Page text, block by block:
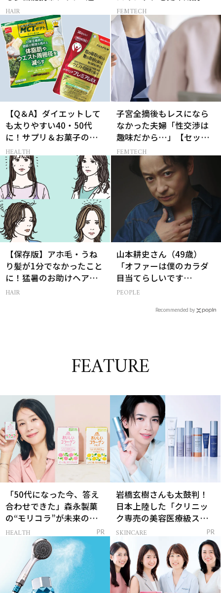
HAIR
が本気でお試し！
FEMTECH
【Q＆A】ダイエットして
も太りやすい40・50代
に！サプリ＆お菓子の選
び方
HEALTH
子宮全摘後もレスになら
なかった夫婦「性交渉は
趣味だから…」【セック
スレス AND THE CITY -女
たちの告白-】
FEMTECH
【保存版】アホ毛・うね
り髪が1分でなかったこと
に！猛暑のお助けヘアア
イテム16選
HAIR
山本耕史さん（49歳）
「オファーは僕のカラダ
目当てらしいです
（笑）」全編英語ミュー
PEOPLE
Recommended by
FEATURE
「50代になった今、答え
合わせできた」森永製菓
の“モリコラ”が未来のキ
レイを連れてくる！
HEALTH PR
岩橋玄樹さんも太鼓判！
日本上陸した「クリニッ
ク専売の美容医療級スキ
ンケア」
SKINCARE PR